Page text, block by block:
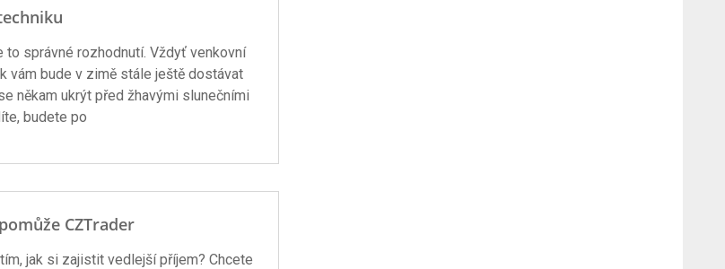
správné rozhodnutí. Vždyť venkovní
vám bude v zimě stále ještě dostávat
někam ukrýt před žhavými slunečními
budete po
CZTrader
jak si zajistit vedlejší příjem? Chcete